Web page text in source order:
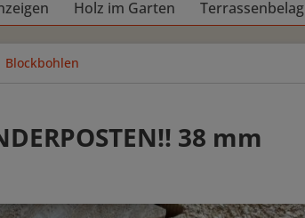
Holz im Garten Terrassenbelag
Blockbohlen
38 mm